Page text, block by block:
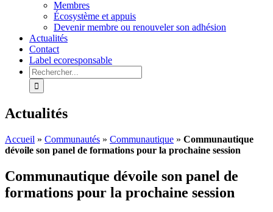
Membres
Écosystème et appuis
Devenir membre ou renouveler son adhésion
Actualités
Contact
Label ecoresponsable
Rechercher:
Actualités
Accueil » Communautés » Communautique » Communautique
dévoile son panel de formations pour la prochaine session
Communautique dévoile son panel de
formations pour la prochaine session